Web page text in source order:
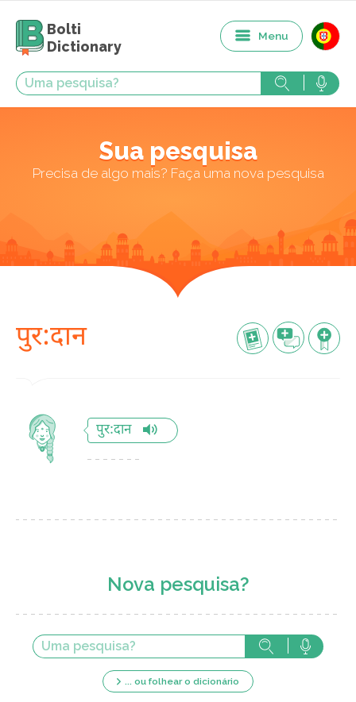
Bolti
Dictionary
Menu
Sua pesquisa
Precisa de algo mais? Faça uma nova pesquisa
पुर:दान
पुर:दान
Nova pesquisa?
... ou folhear o dicionário